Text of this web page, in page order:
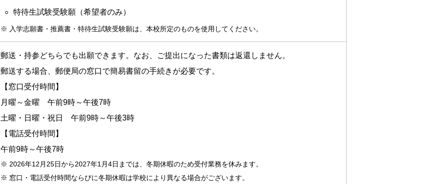
特待生試験受験願（希望者のみ）
※ 入学志願書・推薦書・特待生試験受験願は、本校所定のものを使用してください。
郵送・持参どちらでも出願できます。なお、ご提出になった書類は返還しません。
郵送する場合、郵便局の窓口で簡易書留の手続きが必要です。
【窓口受付時間】
月曜～金曜 午前9時～午後7時
土曜・日曜・祝日 午前9時～午後3時
【電話受付時間】
午前9時～午後7時
※ 2026年12月25日から2027年1月4日までは、冬期休暇のため受付業務を休みます。
※ 窓口・電話受付時間ならびに冬期休暇は学校により異なる場合がございます。